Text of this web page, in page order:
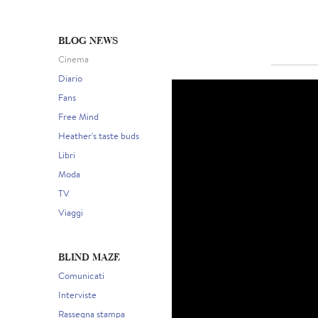
BLOG NEWS
Cinema
Diario
Fans
Free Mind
Heather's taste buds
Libri
Moda
TV
Viaggi
BLIND MAZE
Comunicati
Interviste
Rassegna stampa